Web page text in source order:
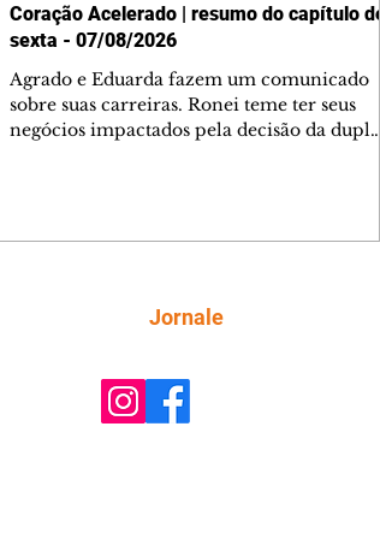
Coração Acelerado | resumo do capítulo de
sexta - 07/08/2026
Agrado e Eduarda fazem um comunicado
sobre suas carreiras. Ronei teme ter seus
negócios impactados pela decisão da dupla.
que se mudará de país, e Eduarda se
preocupa com Sol. Palhares desconfia de
Jornale